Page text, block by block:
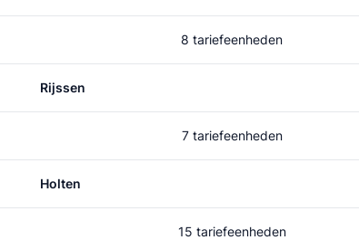
8 tariefeenheden
Rijssen
7 tariefeenheden
Holten
15 tariefeenheden